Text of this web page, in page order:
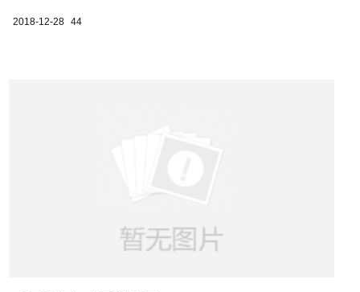
2018-12-28 44